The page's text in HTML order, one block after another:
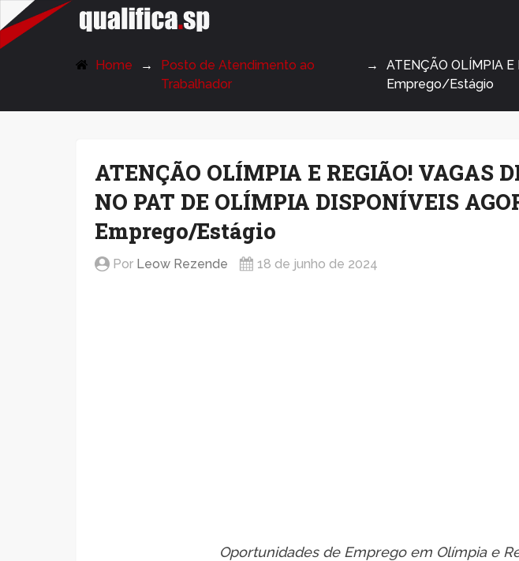
QualificaSP.com
Home
Posto de Atendimento ao
Trabalhador
ATENÇÃO OLÍMPIA E
Emprego/Estágio
ATENÇÃO OLÍMPIA E REGIÃO! VAGAS
NO PAT DE OLÍMPIA DISPONÍVEIS
Emprego/Estágio
Por Leow Rezende 18 de junho de 2024
Oportunidades de Emprego em Olímpia e